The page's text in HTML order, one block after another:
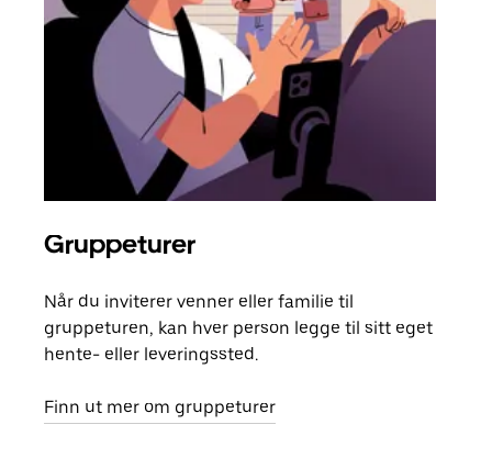
Gruppeturer
Når du inviterer venner eller familie til
gruppeturen, kan hver person legge til sitt eget
hente- eller leveringssted.
Finn ut mer om gruppeturer